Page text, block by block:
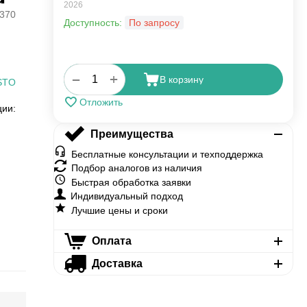
2026
Доступность: По запросу
+
− В корзину
Отложить
Преимущества
Бесплатные консультации и техподдержка
Подбор аналогов из наличия
Быстрая обработка заявки
Индивидуальный подход
Лучшие цены и сроки
Оплата
Доставка